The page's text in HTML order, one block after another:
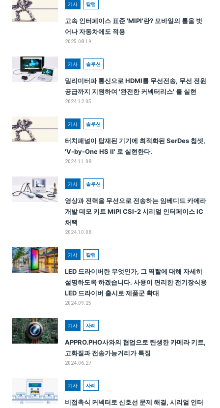
기사 칼럼
고속 인터페이스 표준 'MIPI'란? 모바일의 틀을 벗
어나 자동차에도 적용
2025.08.19
기사 솔루션
밀리미터파 통신으로 HDMI를 무선전송, 무선 전원
공급까지 지원하여 '완전한 커넥터리스' 를 실현
2024.12.05
기사 솔루션
터치패널이 탑재된 기기에 최적화된 SerDes 칩셋,
'V-by-One HS II' 로 실현한다.
2024.11.08
기사 솔루션
영상과 전력을 무선으로 전송하는 임베디드 카메라
개발 데모 키트 MIPI CSI-2 시리얼 인터페이스 IC
채택
2024.10.08
기사 칼럼
LED 드라이버란 무엇인가, 그 역할에 대해 자세히
설명하도록 하겠습니다. 사용이 편리한 전기장식용
LED 드라이버 출시로 제품군 확대
2024.09.25
기사 사례
APPRO.PHO사와의 협업으로 탄생한 카메라 키트,
고화질과 전송가능거리가 특징
2024.06.27
기사 사례
비접촉식 커넥터로 신호선 문제 해결, 시리얼 인터